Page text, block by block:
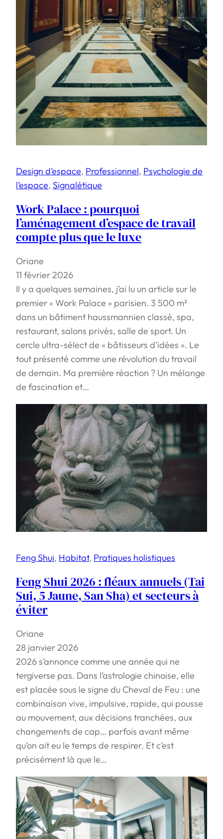
Design d’espace, Professionnel, Psychologie de
l’espace, Signalétique
Work Palace : pourquoi
l’aménagement d’espace de travail
compte plus que le luxe
Oriane
11 février 2026
Il y a quelques semaines, j’ai lu un article sur le
premier « Work Palace » parisien. 3 500 m²
dans un bâtiment haussmannien classé, spa,
restaurant, salons privés, salle de sport. Un
cercle ultra-sélect de « bâtisseurs d’idées ». Le
tout présenté comme une révolution du travail
de demain. Ma première réaction ? Un mélange
de fascination et…
Feng Shui, Habitat, Pratiques holistiques
Feng Shui 2026 : fléaux annuels (Tai
Sui, 5 Jaune, San Sha) et secteurs à
éviter
Oriane
28 janvier 2026
2026 s’annonce comme une année qui ne
tergiverse pas. Dans l’astrologie chinoise, elle
est placée sous le signe du Cheval de Feu : une
combinaison vive, impulsive, rapide, qui pousse
au mouvement, aux décisions tranchées, aux
changements de cap… parfois avant même
qu’on ait eu le temps de respirer. Et c’est
précisément là que le…